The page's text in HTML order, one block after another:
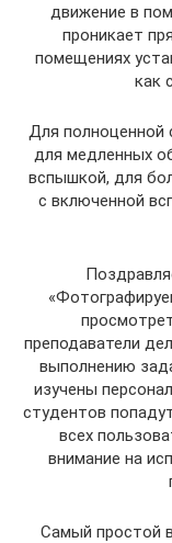
движение в
проникает
помещениях
как
Для полноценной
для медленных
вспышкой, для
с включенной
преподаватели
выполнению
изучены
студентов
всех
внимание на
Самый простой